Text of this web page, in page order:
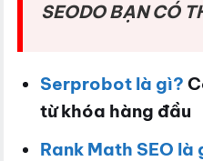
SEODO BẠN CÓ
Serprobot là gì?
từ khóa hàng đầu
Rank Math SEO là